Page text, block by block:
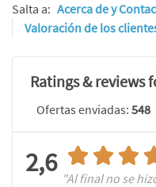
Salta a: Acerca de y
Valoración de los
Ratings & reviews
Ofertas enviadas: 548
2,6 "Al final no se